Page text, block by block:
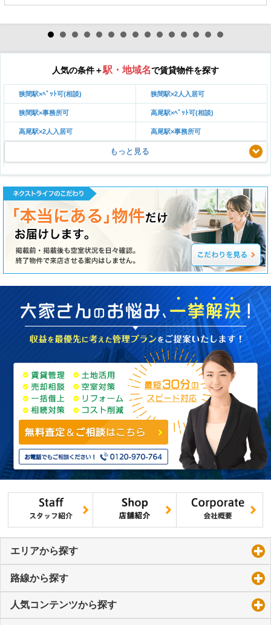
人気の条件＋駅・地域名で賃貸物件を探す
狭間駅×ﾍﾟｯﾄ可(相談) 狭間駅×2人入居可
狭間駅×事務所可 高尾駅×ﾍﾟｯﾄ可(相談)
高尾駅×2人入居可 高尾駅×事務所可
もっと見る
エリアから探す
路線から探す
人気コンテンツから探す